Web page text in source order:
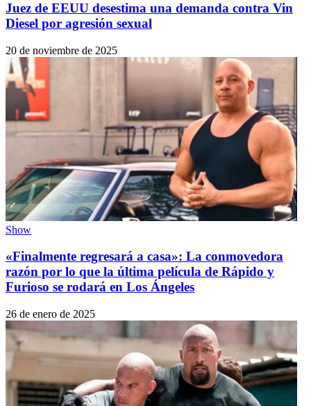
Juez de EEUU desestima una demanda contra Vin
Diesel por agresión sexual
20 de noviembre de 2025
Show
«Finalmente regresará a casa»: La conmovedora
razón por lo que la última película de Rápido y
Furioso se rodará en Los Ángeles
26 de enero de 2025